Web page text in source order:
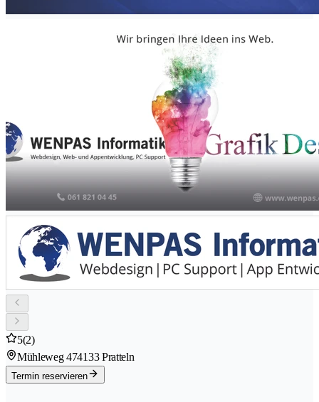
5(2)
Mühleweg 474133 Pratteln
Termin reservieren